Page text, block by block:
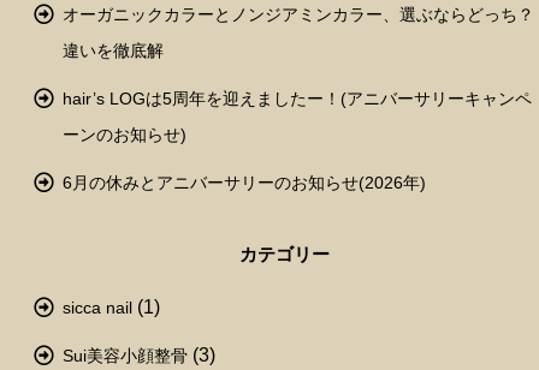
オーガニックカラーとノンジアミンカラー、選ぶならどっち？
違いを徹底解
hair’s LOGは5周年を迎えましたー！(アニバーサリーキャンペ
ーンのお知らせ)
6月の休みとアニバーサリーのお知らせ(2026年)
カテゴリー
sicca nail (1)
Sui美容小顔整骨 (3)